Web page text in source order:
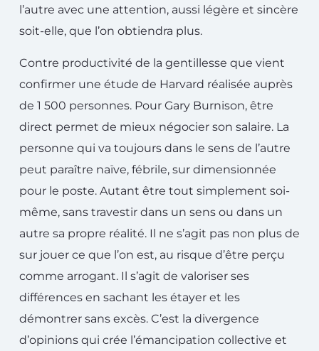
l’autre avec une attention, aussi légère et sincère
soit-elle, que l’on obtiendra plus.
Contre productivité de la gentillesse que vient
confirmer une étude de Harvard réalisée auprès
de 1 500 personnes. Pour Gary Burnison, être
direct permet de mieux négocier son salaire. La
personne qui va toujours dans le sens de l’autre
peut paraître naïve, fébrile, sur dimensionnée
pour le poste. Autant être tout simplement soi-
même, sans travestir dans un sens ou dans un
autre sa propre réalité. Il ne s’agit pas non plus de
sur jouer ce que l’on est, au risque d’être perçu
comme arrogant. Il s’agit de valoriser ses
différences en sachant les étayer et les
démontrer sans excès. C’est la divergence
d’opinions qui crée l’émancipation collective et